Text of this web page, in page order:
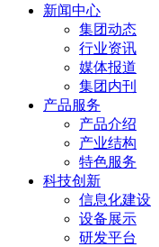
新闻中心
集团动态
行业资讯
媒体报道
集团内刊
产品服务
产品介绍
产业结构
特色服务
科技创新
信息化建设
设备展示
研发平台